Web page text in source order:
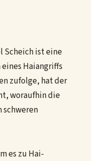
Scheich ist eine
Haiangriffs
zufolge, hat der
woraufhin die
es zu Hai-